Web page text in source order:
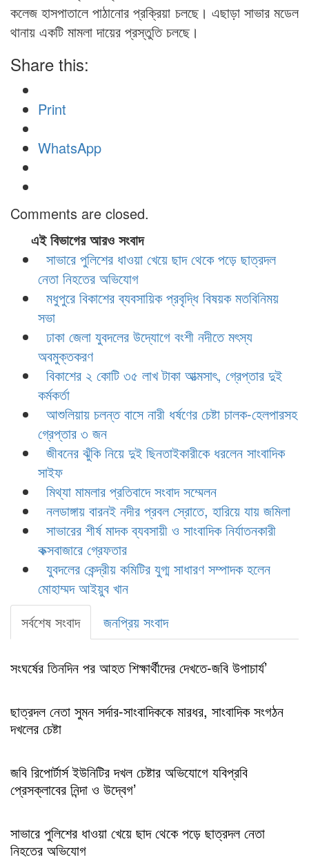
কলেজ হাসপাতালে পাঠানোর প্রক্রিয়া চলছে। এছাড়া সাভার মডেল
থানায় একটি মামলা দায়ের প্রস্তুতি চলছে।
Share this:
Print
WhatsApp
Comments are closed.
এই বিভাগের আরও সংবাদ
সাভারে পুলিশের ধাওয়া খেয়ে ছাদ থেকে পড়ে ছাত্রদল
নেতা নিহতের অভিযোগ
মধুপুরে বিকাশের ব্যবসায়িক প্রবৃদ্ধি বিষয়ক মতবিনিময়
সভা
ঢাকা জেলা যুবদলের উদ্যোগে বংশী নদীতে মৎস্য
অবমুক্তকরণ
বিকাশের ২ কোটি ৩৫ লাখ টাকা আত্মসাৎ, গ্রেপ্তার দুই
কর্মকর্তা
আশুলিয়ায় চলন্ত বাসে নারী ধর্ষণের চেষ্টা চালক-হেলপারসহ
গ্রেপ্তার ৩ জন
জীবনের ঝুঁকি নিয়ে দুই ছিনতাইকারীকে ধরলেন সাংবাদিক
সাইফ
মিথ্যা মামলার প্রতিবাদে সংবাদ সম্মেলন
নলডাঙ্গায় বারনই নদীর প্রবল স্রোতে, হারিয়ে যায় জমিলা
সাভারের শীর্ষ মাদক ব্যবসায়ী ও সাংবাদিক নির্যাতনকারী
কক্সবাজারে গ্রেফতার
যুবদলের কেন্দ্রীয় কমিটির যুগ্ম সাধারণ সম্পাদক হলেন
মোহাম্মদ আইয়ুব খান
সর্বশেষ সংবাদ
জনপ্রিয় সংবাদ
সংঘর্ষের তিনদিন পর আহত শিক্ষার্থীদের দেখতে-জবি উপাচার্য’
ছাত্রদল নেতা সুমন সর্দার-সাংবাদিককে মারধর, সাংবাদিক সংগঠন
দখলের চেষ্টা
জবি রিপোর্টার্স ইউনিটির দখল চেষ্টার অভিযোগে যবিপ্রবি
প্রেসক্লাবের নিন্দা ও উদ্বেগ’
সাভারে পুলিশের ধাওয়া খেয়ে ছাদ থেকে পড়ে ছাত্রদল নেতা
নিহতের অভিযোগ